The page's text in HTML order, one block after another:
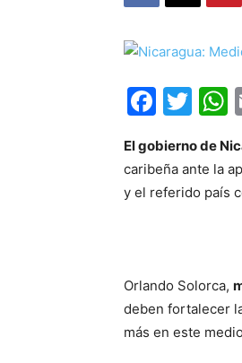
El gobierno de
caribeña ante la
y el referido país
Orlando Solorca,
deben fortalecer
más en este